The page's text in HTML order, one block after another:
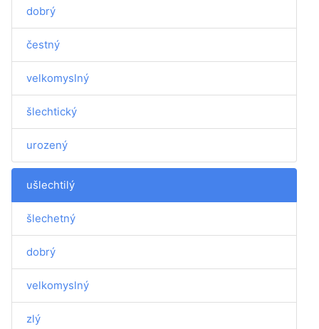
dobrý
čestný
velkomyslný
šlechtický
urozený
ušlechtilý
šlechetný
dobrý
velkomyslný
zlý